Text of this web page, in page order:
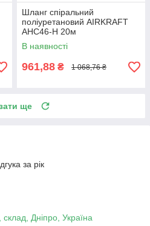
Шланг спіральний
поліуретановий AIRKRAFT
AHC46-H 20м
В наявності
961,88 ₴ 1 068,76 ₴
ще
за рік
Дніпро, Україна